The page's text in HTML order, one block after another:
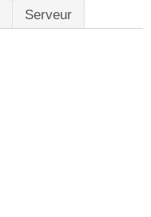
Serveur